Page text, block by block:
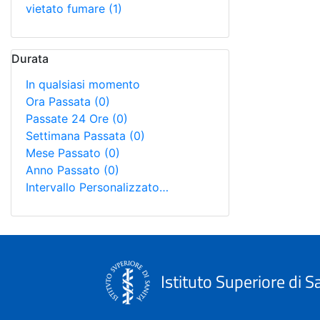
vietato fumare (1)
Durata
In qualsiasi momento
Ora Passata (0)
Passate 24 Ore (0)
Settimana Passata (0)
Mese Passato (0)
Anno Passato (0)
Intervallo Personalizzato…
Istituto Superiore di